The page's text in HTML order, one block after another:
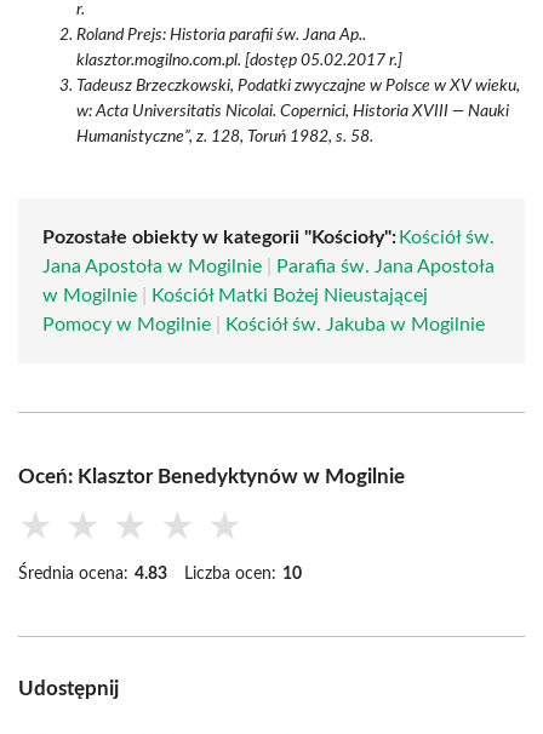
r.
Roland Prejs: Historia parafii św. Jana Ap..
klasztor.mogilno.com.pl. [dostęp 05.02.2017 r.]
Tadeusz Brzeczkowski, Podatki zwyczajne w Polsce w XV wieku,
w: Acta Universitatis Nicolai. Copernici, Historia XVIII — Nauki
Humanistyczne”, z. 128, Toruń 1982, s. 58.
Pozostałe obiekty w kategorii "Kościoły": Kościół św.
Jana Apostoła w Mogilnie
Parafia św. Jana Apostoła
w Mogilnie
Kościół Matki Bożej Nieustającej
Pomocy w Mogilnie
Kościół św. Jakuba w Mogilnie
Oceń: Klasztor Benedyktynów w Mogilnie
★ ★ ★ ★ ★
Średnia ocena: 4.83 Liczba ocen: 10
Udostępnij